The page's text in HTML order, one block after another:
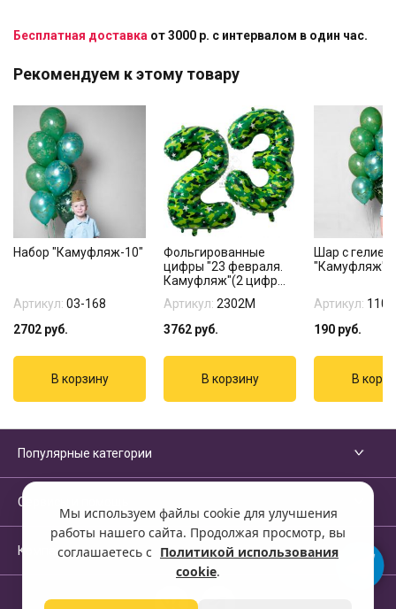
Мы используем файлы cookie для улучшения
работы нашего сайта. Продолжая просмотр, вы
соглашаетесь с Политикой использования
cookie.
Бесплатная доставка от 3000 р. с интервалом в один час.
Рекомендуем к этому товару
Набор "Камуфляж-10"
Артикул: 03-168
2702 руб.
Фольгированные
цифры "23 февраля.
Камуфляж"(2 цифр...
Артикул: 2302М
3762 руб.
Шар с гелием
"Камуфляж"
Артикул:
190 руб.
Популярные категории
Сервисы и помощь
Компания